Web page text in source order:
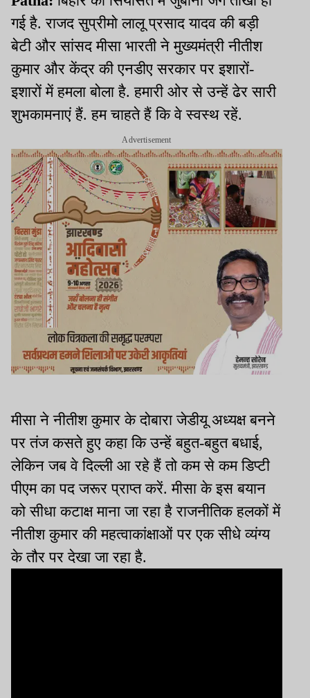
गई है. राजद सुप्रीमो लालू प्रसाद यादव की बड़ी
बेटी और सांसद मीसा भारती ने मुख्यमंत्री नीतीश
कुमार और केंद्र की एनडीए सरकार पर इशारों-
इशारों में हमला बोला है. हमारी ओर से उन्हें ढेर सारी
शुभकामनाएं हैं. हम चाहते हैं कि वे स्वस्थ रहें.
Advertisement
मीसा ने नीतीश कुमार के दोबारा जेडीयू अध्यक्ष बनने
पर तंज कसते हुए कहा कि उन्हें बहुत-बहुत बधाई,
लेकिन जब वे दिल्ली आ रहे हैं तो कम से कम डिप्टी
पीएम का पद जरूर प्राप्त करें. मीसा के इस बयान
को सीधा कटाक्ष माना जा रहा है राजनीतिक हलकों में
नीतीश कुमार की महत्वाकांक्षाओं पर एक सीधे व्यंग्य
के तौर पर देखा जा रहा है.